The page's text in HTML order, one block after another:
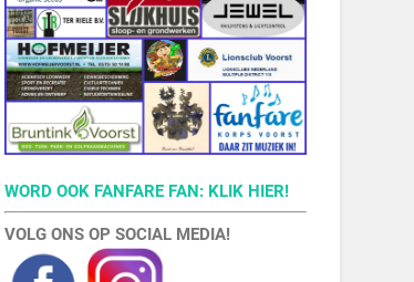
WORD OOK FANFARE FAN: KLIK HIER!
VOLG ONS OP SOCIAL MEDIA!